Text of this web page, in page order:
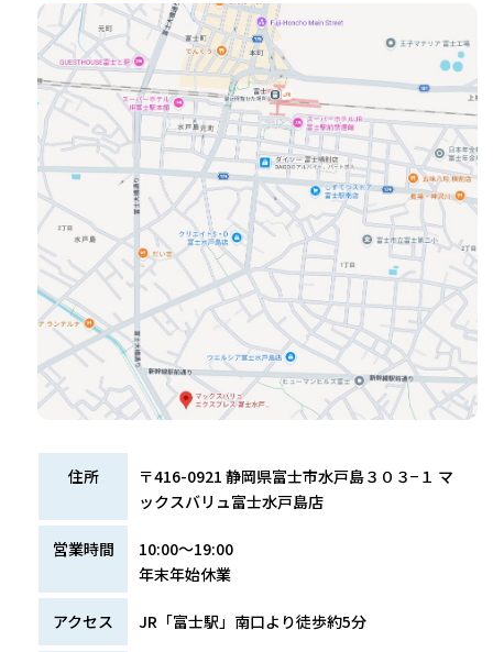
住所
〒416-0921 静岡県富士市水戸島３０３−１ マ
ックスバリュ富士水戸島店
営業時間
10:00～19:00
年末年始休業
アクセス JR「富士駅」南口より徒歩約5分